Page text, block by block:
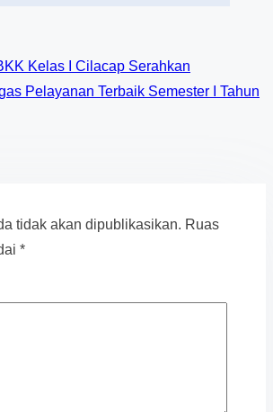
Kelas I Cilacap Serahkan
Pelayanan Terbaik Semester I Tahun
tidak akan dipublikasikan. Ruas
*